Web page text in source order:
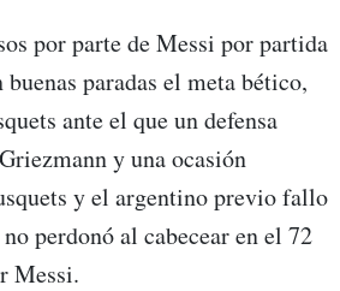
por parte de Messi por partida
paradas el meta bético,
ante el que un defensa
y una ocasión
y el argentino previo fallo
perdonó al cabecear en el 72
Messi.